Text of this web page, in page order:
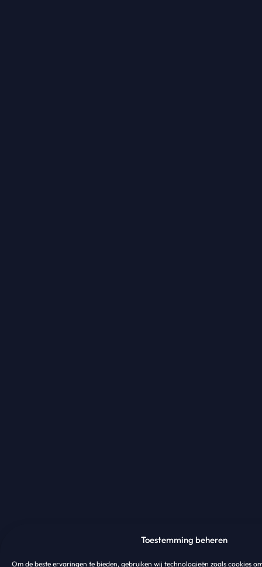
Toestemming beheren
Om de beste ervaringen te bieden, gebruiken wij technologieën zoals cookies